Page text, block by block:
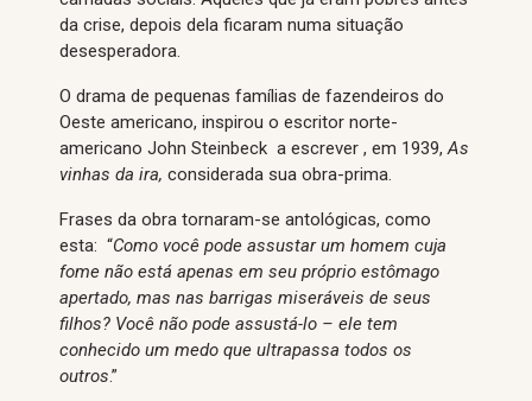
da crise, depois dela ficaram numa situação
desesperadora.
O drama de pequenas famílias de fazendeiros do
Oeste americano, inspirou o escritor norte-
americano John Steinbeck a escrever , em 1939,As
vinhas da ira, considerada sua obra-prima.
Frases da obra tornaram-se antológicas, como
esta: “Como você pode assustar um homem cuja
fome não está apenas em seu próprio estômago
apertado, mas nas barrigas miseráveis ​​de seus
filhos? Você não pode assustá-lo – ele tem
conhecido um medo que ultrapassa todos os
outros.”